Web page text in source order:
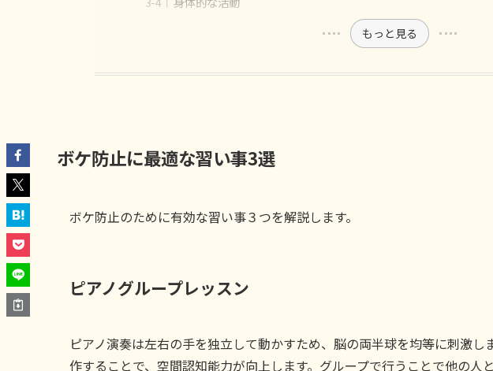
もっと見る
ボケ防止に最適な習い事3選
ボケ防止のために有効な習い事３つを解説します。
ピアノグループレッスン
ピアノ演奏は左右の手を独立して動かすため、脳の両半球を均等に刺激
作することで、空間認知能力が向上します。グループで行うことで他の人